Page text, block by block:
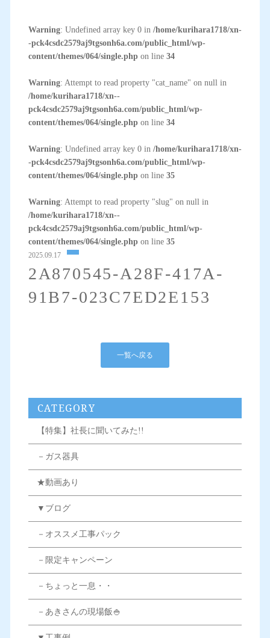
Warning: Undefined array key 0 in /home/kurihara1718/xn-
-pck4csdc2579aj9tgsonh6a.com/public_html/wp-
content/themes/064/single.phpon line 34
Warning: Attempt to read property "cat_name" on null in
/home/kurihara1718/xn--
pck4csdc2579aj9tgsonh6a.com/public_html/wp-
content/themes/064/single.phpon line 34
Warning: Undefined array key 0 in /home/kurihara1718/xn-
-pck4csdc2579aj9tgsonh6a.com/public_html/wp-
content/themes/064/single.phpon line 35
Warning: Attempt to read property "slug" on null in
/home/kurihara1718/xn--
pck4csdc2579aj9tgsonh6a.com/public_html/wp-
content/themes/064/single.phpon line 35
2025.09.17
2A870545-A28F-417A-
91B7-023C7ED2E153
一覧へ戻る
CATEGORY
【特集】社長に聞いてみた!!
－ガス器具
★動画あり
▼ブログ
－オススメ工事パック
－限定キャンペーン
－ちょっと一息・・
－あきさんの現場飯🍚